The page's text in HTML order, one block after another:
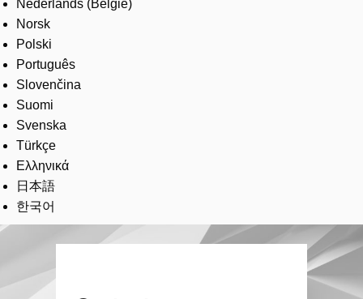
Nederlands (België)
Norsk
Polski
Português
Slovenčina
Suomi
Svenska
Türkçe
Ελληνικά
日本語
한국어